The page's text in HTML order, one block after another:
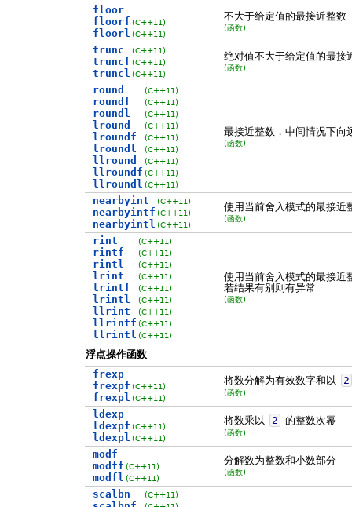
floor
floorf
floorl
(C++11)
(C++11)
不大于给定值的最接近整数
(函数)
trunc
truncf
truncl
(C++11)
(C++11)
(C++11)
绝对值不大于给定值的最接
(函数)
round
roundf
roundl
lround
lroundf
lroundl
llround
llroundf
llroundl
(C++11)
(C++11)
(C++11)
(C++11)
(C++11)
(C++11)
(C++11)
(C++11)
(C++11)
最接近整数，中间情况下向
(函数)
nearbyint
nearbyintf
nearbyintl
(C++11)
(C++11)
(C++11)
使用当前舍入模式的最接近
(函数)
rint
rintf
rintl
lrint
lrintf
lrintl
llrint
llrintf
llrintl
(C++11)
(C++11)
(C++11)
(C++11)
(C++11)
(C++11)
(C++11)
(C++11)
(C++11)
使用当前舍入模式的最接近
若结果有别则有异常
(函数)
浮点操作函数
frexp
frexpf
frexpl
(C++11)
(C++11)
将数分解为有效数字和以 2
(函数)
ldexp
ldexpf
ldexpl
(C++11)
(C++11)
将数乘以 2 的整数次幂
(函数)
modf
modff
modfl
(C++11)
(C++11)
分解数为整数和小数部分
(函数)
scalbn
(C++11)